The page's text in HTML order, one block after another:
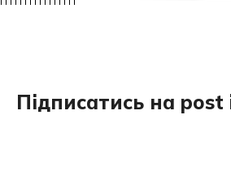
Підписатись на post